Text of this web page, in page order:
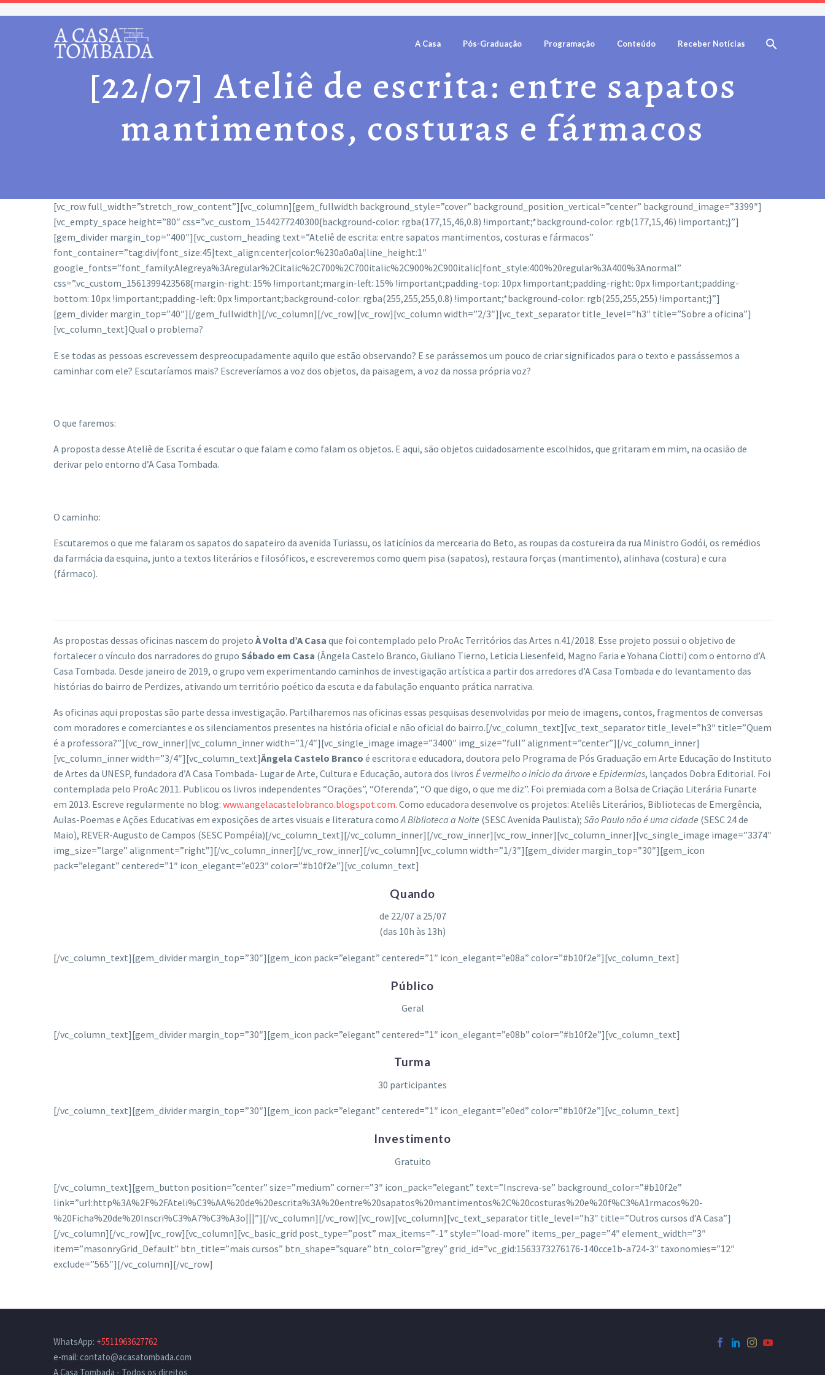
A Casa Pós-Graduação Programação Conteúdo Receber Notícias
[22/07] Ateliê de escrita: entre sapatos
mantimentos, costuras e fármacos
[vc_row full_width=”stretch_row_content”][vc_column][gem_fullwidth background_style=”cover” background_position_vertical=”center” background_image=”3399″]
[vc_empty_space height=”80″ css=”.vc_custom_1544277240300{background-color: rgba(177,15,46,0.8) !important;*background-color: rgb(177,15,46) !important;}”]
[gem_divider margin_top=”400″][vc_custom_heading text=”Ateliê de escrita: entre sapatos mantimentos, costuras e fármacos”
font_container=”tag:div|font_size:45|text_align:center|color:%230a0a0a|line_height:1″
google_fonts=”font_family:Alegreya%3Aregular%2Citalic%2C700%2C700italic%2C900%2C900italic|font_style:400%20regular%3A400%3Anormal”
css=”.vc_custom_1561399423568{margin-right: 15% !important;margin-left: 15% !important;padding-top: 10px !important;padding-right: 0px !important;padding-
bottom: 10px !important;padding-left: 0px !important;background-color: rgba(255,255,255,0.8) !important;*background-color: rgb(255,255,255) !important;}”]
[gem_divider margin_top=”40″][/gem_fullwidth][/vc_column][/vc_row][vc_row][vc_column width=”2/3″][vc_text_separator title_level=”h3″ title=”Sobre a oficina”]
[vc_column_text]Qual o problema?
E se todas as pessoas escrevessem despreocupadamente aquilo que estão observando? E se parássemos um pouco de criar significados para o texto e passássemos a
caminhar com ele? Escutaríamos mais? Escreveríamos a voz dos objetos, da paisagem, a voz da nossa própria voz?
O que faremos:
A proposta desse Ateliê de Escrita é escutar o que falam e como falam os objetos. E aqui, são objetos cuidadosamente escolhidos, que gritaram em mim, na ocasião de
derivar pelo entorno d’A Casa Tombada.
O caminho:
Escutaremos o que me falaram os sapatos do sapateiro da avenida Turiassu, os laticínios da mercearia do Beto, as roupas da costureira da rua Ministro Godói, os remédios
da farmácia da esquina, junto a textos literários e filosóficos, e escreveremos como quem pisa (sapatos), restaura forças (mantimento), alinhava (costura) e cura
(fármaco).
As propostas dessas oficinas nascem do projeto À Volta d’A Casa que foi contemplado pelo ProAc Territórios das Artes n.41/2018. Esse projeto possui o objetivo de
fortalecer o vínculo dos narradores do grupo Sábado em Casa (Ângela Castelo Branco, Giuliano Tierno, Leticia Liesenfeld, Magno Faria e Yohana Ciotti) com o entorno d’A
Casa Tombada. Desde janeiro de 2019, o grupo vem experimentando caminhos de investigação artística a partir dos arredores d’A Casa Tombada e do levantamento das
histórias do bairro de Perdizes, ativando um território poético da escuta e da fabulação enquanto prática narrativa.
As oficinas aqui propostas são parte dessa investigação. Partilharemos nas oficinas essas pesquisas desenvolvidas por meio de imagens, contos, fragmentos de conversas
com moradores e comerciantes e os silenciamentos presentes na história oficial e não oficial do bairro.[/vc_column_text][vc_text_separator title_level=”h3″ title=”Quem
é a professora?”][vc_row_inner][vc_column_inner width=”1/4″][vc_single_image image=”3400″ img_size=”full” alignment=”center”][/vc_column_inner]
[vc_column_inner width=”3/4″][vc_column_text]Ângela Castelo Branco é escritora e educadora, doutora pelo Programa de Pós Graduação em Arte Educação do Instituto
de Artes da UNESP, fundadora d’A Casa Tombada- Lugar de Arte, Cultura e Educação, autora dos livros É vermelho o início da árvore e Epidermias, lançados Dobra Editorial. Foi
contemplada pelo ProAc 2011. Publicou os livros independentes “Orações”, “Oferenda”, “O que digo, o que me diz”. Foi premiada com a Bolsa de Criação Literária Funarte
em 2013. Escreve regularmente no blog: www.angelacastelobranco.blogspot.com. Como educadora desenvolve os projetos: Ateliês Literários, Bibliotecas de Emergência,
Aulas-Poemas e Ações Educativas em exposições de artes visuais e literatura comoA Biblioteca a Noite (SESC Avenida Paulista); São Paulo não é uma cidade (SESC 24 de
Maio), REVER-Augusto de Campos (SESC Pompéia)[/vc_column_text][/vc_column_inner][/vc_row_inner][vc_row_inner][vc_column_inner][vc_single_image image=”3374″
img_size=”large” alignment=”right”][/vc_column_inner][/vc_row_inner][/vc_column][vc_column width=”1/3″][gem_divider margin_top=”30″][gem_icon
pack=”elegant” centered=”1″ icon_elegant=”e023″ color=”#b10f2e”][vc_column_text]
Quando
de 22/07 a 25/07
(das 10h às 13h)
[/vc_column_text][gem_divider margin_top=”30″][gem_icon pack=”elegant” centered=”1″ icon_elegant=”e08a” color=”#b10f2e”][vc_column_text]
Público
Geral
[/vc_column_text][gem_divider margin_top=”30″][gem_icon pack=”elegant” centered=”1″ icon_elegant=”e08b” color=”#b10f2e”][vc_column_text]
Turma
30 participantes
[/vc_column_text][gem_divider margin_top=”30″][gem_icon pack=”elegant” centered=”1″ icon_elegant=”e0ed” color=”#b10f2e”][vc_column_text]
Investimento
Gratuito
[/vc_column_text][gem_button position=”center” size=”medium” corner=”3″ icon_pack=”elegant” text=”Inscreva-se” background_color=”#b10f2e”
link=”url:http%3A%2F%2FAteli%C3%AA%20de%20escrita%3A%20entre%20sapatos%20mantimentos%2C%20costuras%20e%20f%C3%A1rmacos%20-
%20Ficha%20de%20Inscri%C3%A7%C3%A3o|||”][/vc_column][/vc_row][vc_row][vc_column][vc_text_separator title_level=”h3″ title=”Outros cursos d’A Casa”]
[/vc_column][/vc_row][vc_row][vc_column][vc_basic_grid post_type=”post” max_items=”-1″ style=”load-more” items_per_page=”4″ element_width=”3″
item=”masonryGrid_Default” btn_title=”mais cursos” btn_shape=”square” btn_color=”grey” grid_id=”vc_gid:1563373276176-140cce1b-a724-3″ taxonomies=”12″
exclude=”565″][/vc_column][/vc_row]
WhatsApp: +5511963627762
e-mail: contato@acasatombada.com
A Casa Tombada - Todos os direitos